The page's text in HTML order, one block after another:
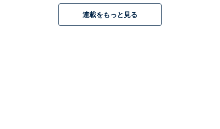
甲子園屈指の名門校、広陵高校から明治大学へ進学し、
連載をもっと見る